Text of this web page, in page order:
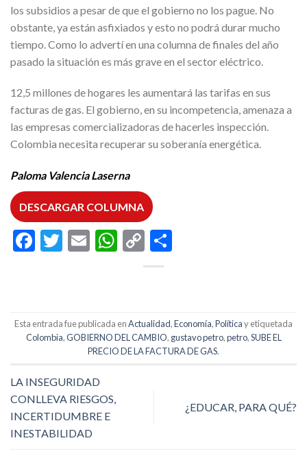
los subsidios a pesar de que el gobierno no los pague. No
obstante, ya están asfixiados y esto no podrá durar mucho
tiempo. Como lo advertí en una columna de finales del año
pasado la situación es más grave en el sector eléctrico.
12,5 millones de hogares les aumentará las tarifas en sus
facturas de gas. El gobierno, en su incompetencia, amenaza a
las empresas comercializadoras de hacerles inspección.
Colombia necesita recuperar su soberanía energética.
Paloma Valencia Laserna
DESCARGAR COLUMNA
Facebook
Twitter
EmailWhatsApp
Copy
Link
Esta entrada fue publicada enActualidad,Economía,Políticay etiquetada
Colombia,GOBIERNO DEL CAMBIO, gustavo petro,petro,SUBE EL
PRECIO DE LA FACTURA DE GAS.
LA INSEGURIDAD
CONLLEVA RIESGOS,
INCERTIDUMBRE E
INESTABILIDAD
¿EDUCAR, PARA QUÉ?